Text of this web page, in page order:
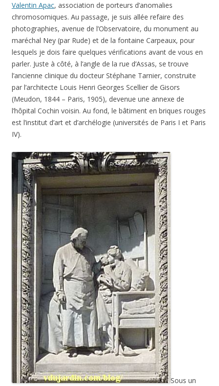
Valentin Apac, association de porteurs d’anomalies
chromosomiques. Au passage, je suis allée refaire des
photographies, avenue de l’Observatoire, du monument au
maréchal Ney (par Rude) et de la fontaine Carpeaux, pour
lesquels je dois faire quelques vérifications avant de vous en
parler. Juste à côté, à l’angle de la rue d’Assas, se trouve
l’ancienne clinique du docteur Stéphane Tarnier, construite
par l’architecte Louis Henri Georges Scellier de Gisors
(Meudon, 1844 – Paris, 1905), devenue une annexe de
l’hôpital Cochin voisin. Au fond, le bâtiment en briques rouges
est l’institut d’art et d’archélogie (universités de Paris I et Paris
IV).
Sous un